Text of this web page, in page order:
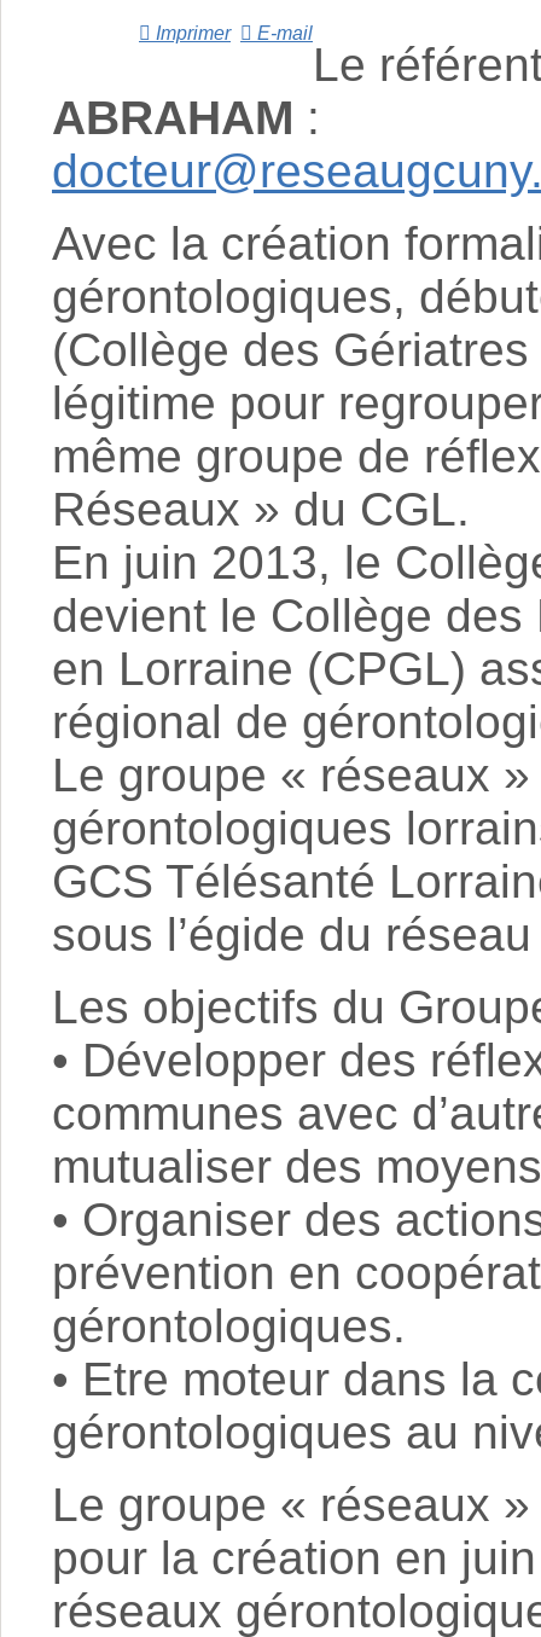
Imprimer E-mail
Le
ABRAHAM :
Avec la création
gérontologiques,
(Collège des
légitime pour
même groupe de
Réseaux » du CGL.
En juin 2013, le
devient le Collège
en Lorraine (CPGL)
régional de
Le groupe « réseaux
gérontologiques
GCS Télésanté
sous l’égide du
Les objectifs du
• Développer des
communes avec
mutualiser des
• Organiser des
prévention en
gérontologiques.
• Etre moteur dans la
gérontologiques au
Le groupe « réseaux
pour la création en
réseaux